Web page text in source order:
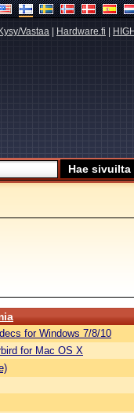
Kysy/Vastaa Hardware.fi
for Windows 7/8/10
for Mac OS X